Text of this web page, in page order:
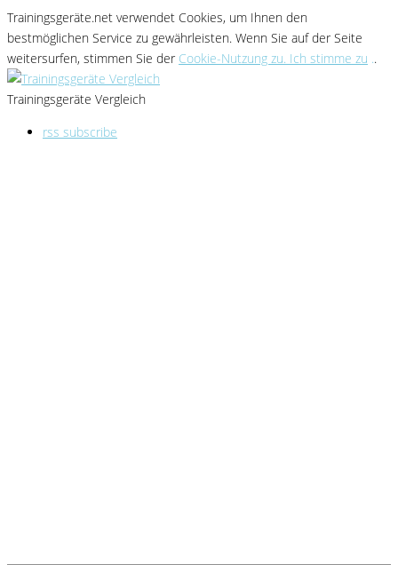
Trainingsgeräte.net verwendet Cookies, um Ihnen den
bestmöglichen Service zu gewährleisten. Wenn Sie auf der Seite
weitersurfen, stimmen Sie der Cookie-Nutzung zu. Ich stimme zu ..
Trainingsgeräte Vergleich
rss subscribe